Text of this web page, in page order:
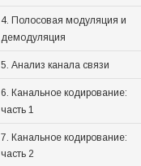
4. Полосовая модуляция и
демодуляция
5. Анализ канала связи
6. Канальное кодирование:
часть 1
7. Канальное кодирование:
часть 2